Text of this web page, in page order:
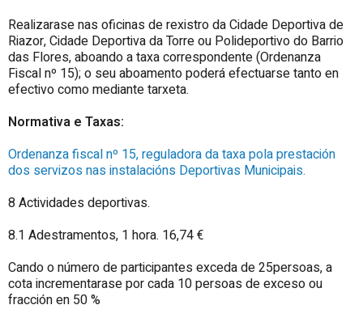
Realizarase nas oficinas de rexistro da Cidade Deportiva de
Riazor, Cidade Deportiva da Torre ou Polideportivo do Barrio
das Flores, aboando a taxa correspondente (Ordenanza
Fiscal nº 15); o seu aboamento poderá efectuarse tanto en
efectivo como mediante tarxeta.
Normativa e Taxas:
Ordenanza fiscal nº 15, reguladora da taxa pola prestación
dos servizos nas instalacións Deportivas Municipais.
8 Actividades deportivas.
8.1 Adestramentos, 1 hora. 16,74 €
Cando o número de participantes exceda de 25persoas, a
cota incrementarase por cada 10 persoas de exceso ou
fracción en 50 %